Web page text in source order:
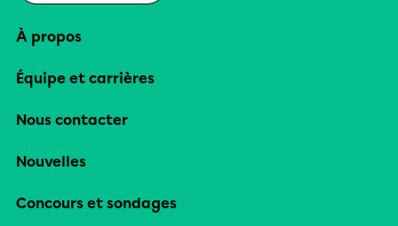
À propos
Équipe et carrières
Nous contacter
Nouvelles
Concours et sondages